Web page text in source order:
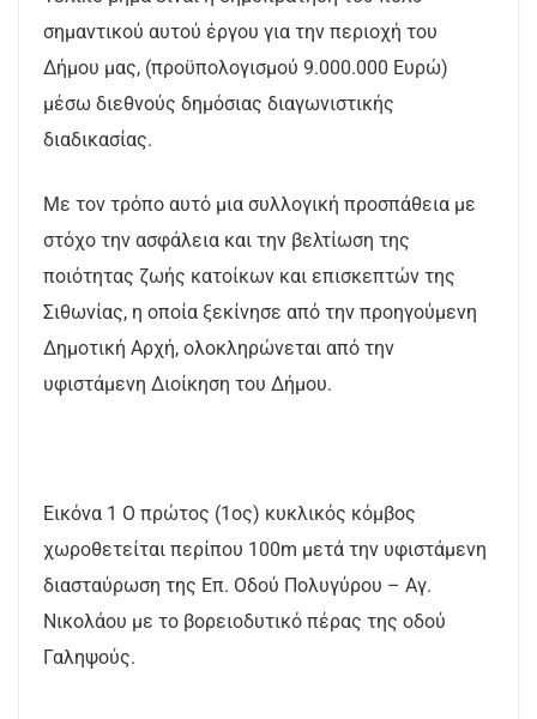
σημαντικού αυτού έργου για την περιοχή του
Δήμου μας, (προϋπολογισμού 9.000.000 Ευρώ)
μέσω διεθνούς δημόσιας διαγωνιστικής
διαδικασίας.
Με τον τρόπο αυτό μια συλλογική προσπάθεια με
στόχο την ασφάλεια και την βελτίωση της
ποιότητας ζωής κατοίκων και επισκεπτών της
Σιθωνίας, η οποία ξεκίνησε από την προηγούμενη
Δημοτική Αρχή, ολοκληρώνεται από την
υφιστάμενη Διοίκηση του Δήμου.
Εικόνα 1 Ο πρώτος (1ος) κυκλικός κόμβος
χωροθετείται περίπου 100m μετά την υφιστάμενη
διασταύρωση της Επ. Οδού Πολυγύρου – Αγ.
Νικολάου με το βορειοδυτικό πέρας της οδού
Γαληψούς.